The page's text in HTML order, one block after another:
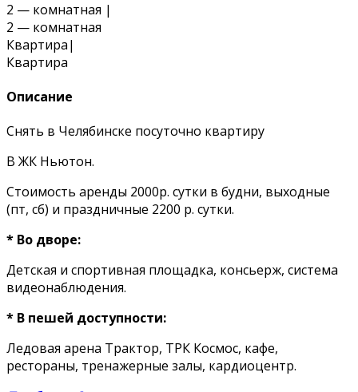
2 — комнатная |
2 — комнатная
Квартира|
Квартира
Описание
Снять в Челябинске посуточно квартиру
В ЖК Ньютон.
Стоимость аренды 2000р. сутки в будни, выходные
(пт, сб) и праздничные 2200 р. сутки.
* Во дворе:
Детская и спортивная площадка, консьерж, система
видеонаблюдения.
* В пешей доступности:
Ледовая арена Трактор, ТРК Космос, кафе,
рестораны, тренажерные залы, кардиоцентр.